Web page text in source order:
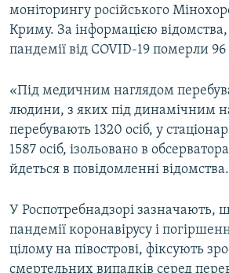
Усі сайти RFE/RL
моніторингу російського
Криму. За інформацією відомства,
пандемії від COVID-19 померли 96
«Під медичним наглядом
людини, з яких під динамічним
перебувають 1320 осіб, у
1587 осіб, ізольовано в
йдеться в повідомленні відомства.
У Роспотребнадзорі зазначають,
пандемії коронавірусу і
цілому на півострові, фіксують
смертельних випадків серед